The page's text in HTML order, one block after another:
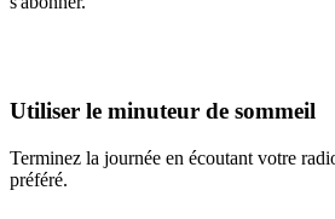
Utiliser le minuteur de sommeil
Terminez la journée en écoutant votre
préféré.